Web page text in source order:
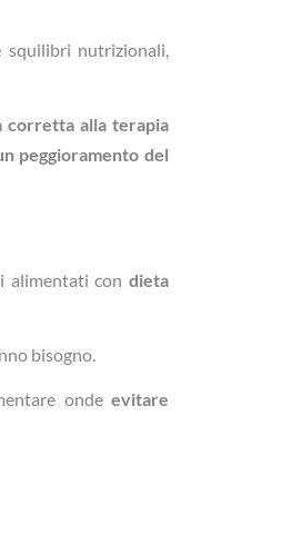
nutrizionali,
corretta alla terapia
peggioramento del
alimentati con dieta
bisogno.
onde evitare